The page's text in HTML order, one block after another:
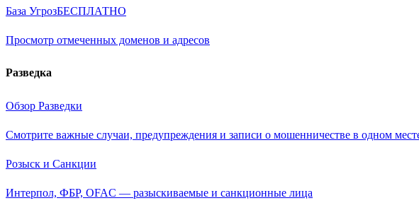
База УгрозБЕСПЛАТНО
Просмотр отмеченных доменов и адресов
Разведка
Обзор Разведки
Смотрите важные случаи, предупреждения и записи о мошенничестве в одном
Розыск и Санкции
Интерпол, ФБР, OFAC — разыскиваемые и санкционные лица